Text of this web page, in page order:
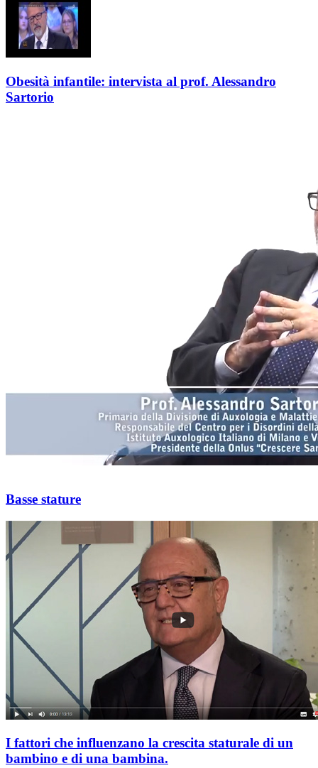
Obesità infantile: intervista al prof. Alessandro
Sartorio
Basse stature
I fattori che influenzano la crescita staturale di un
bambino e di una bambina.